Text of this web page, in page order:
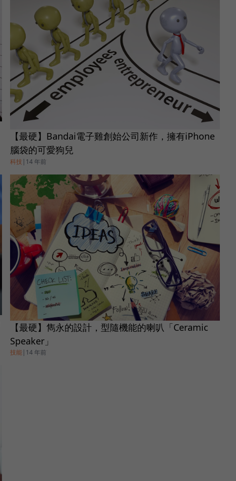
【最硬】Bandai電子雞創始公司新作，擁有iPhone
腦袋的可愛狗兒
科技 | 14 年前
【最硬】雋永的設計，型隨機能的喇叭「Ceramic
Speaker」
技能| 14 年前